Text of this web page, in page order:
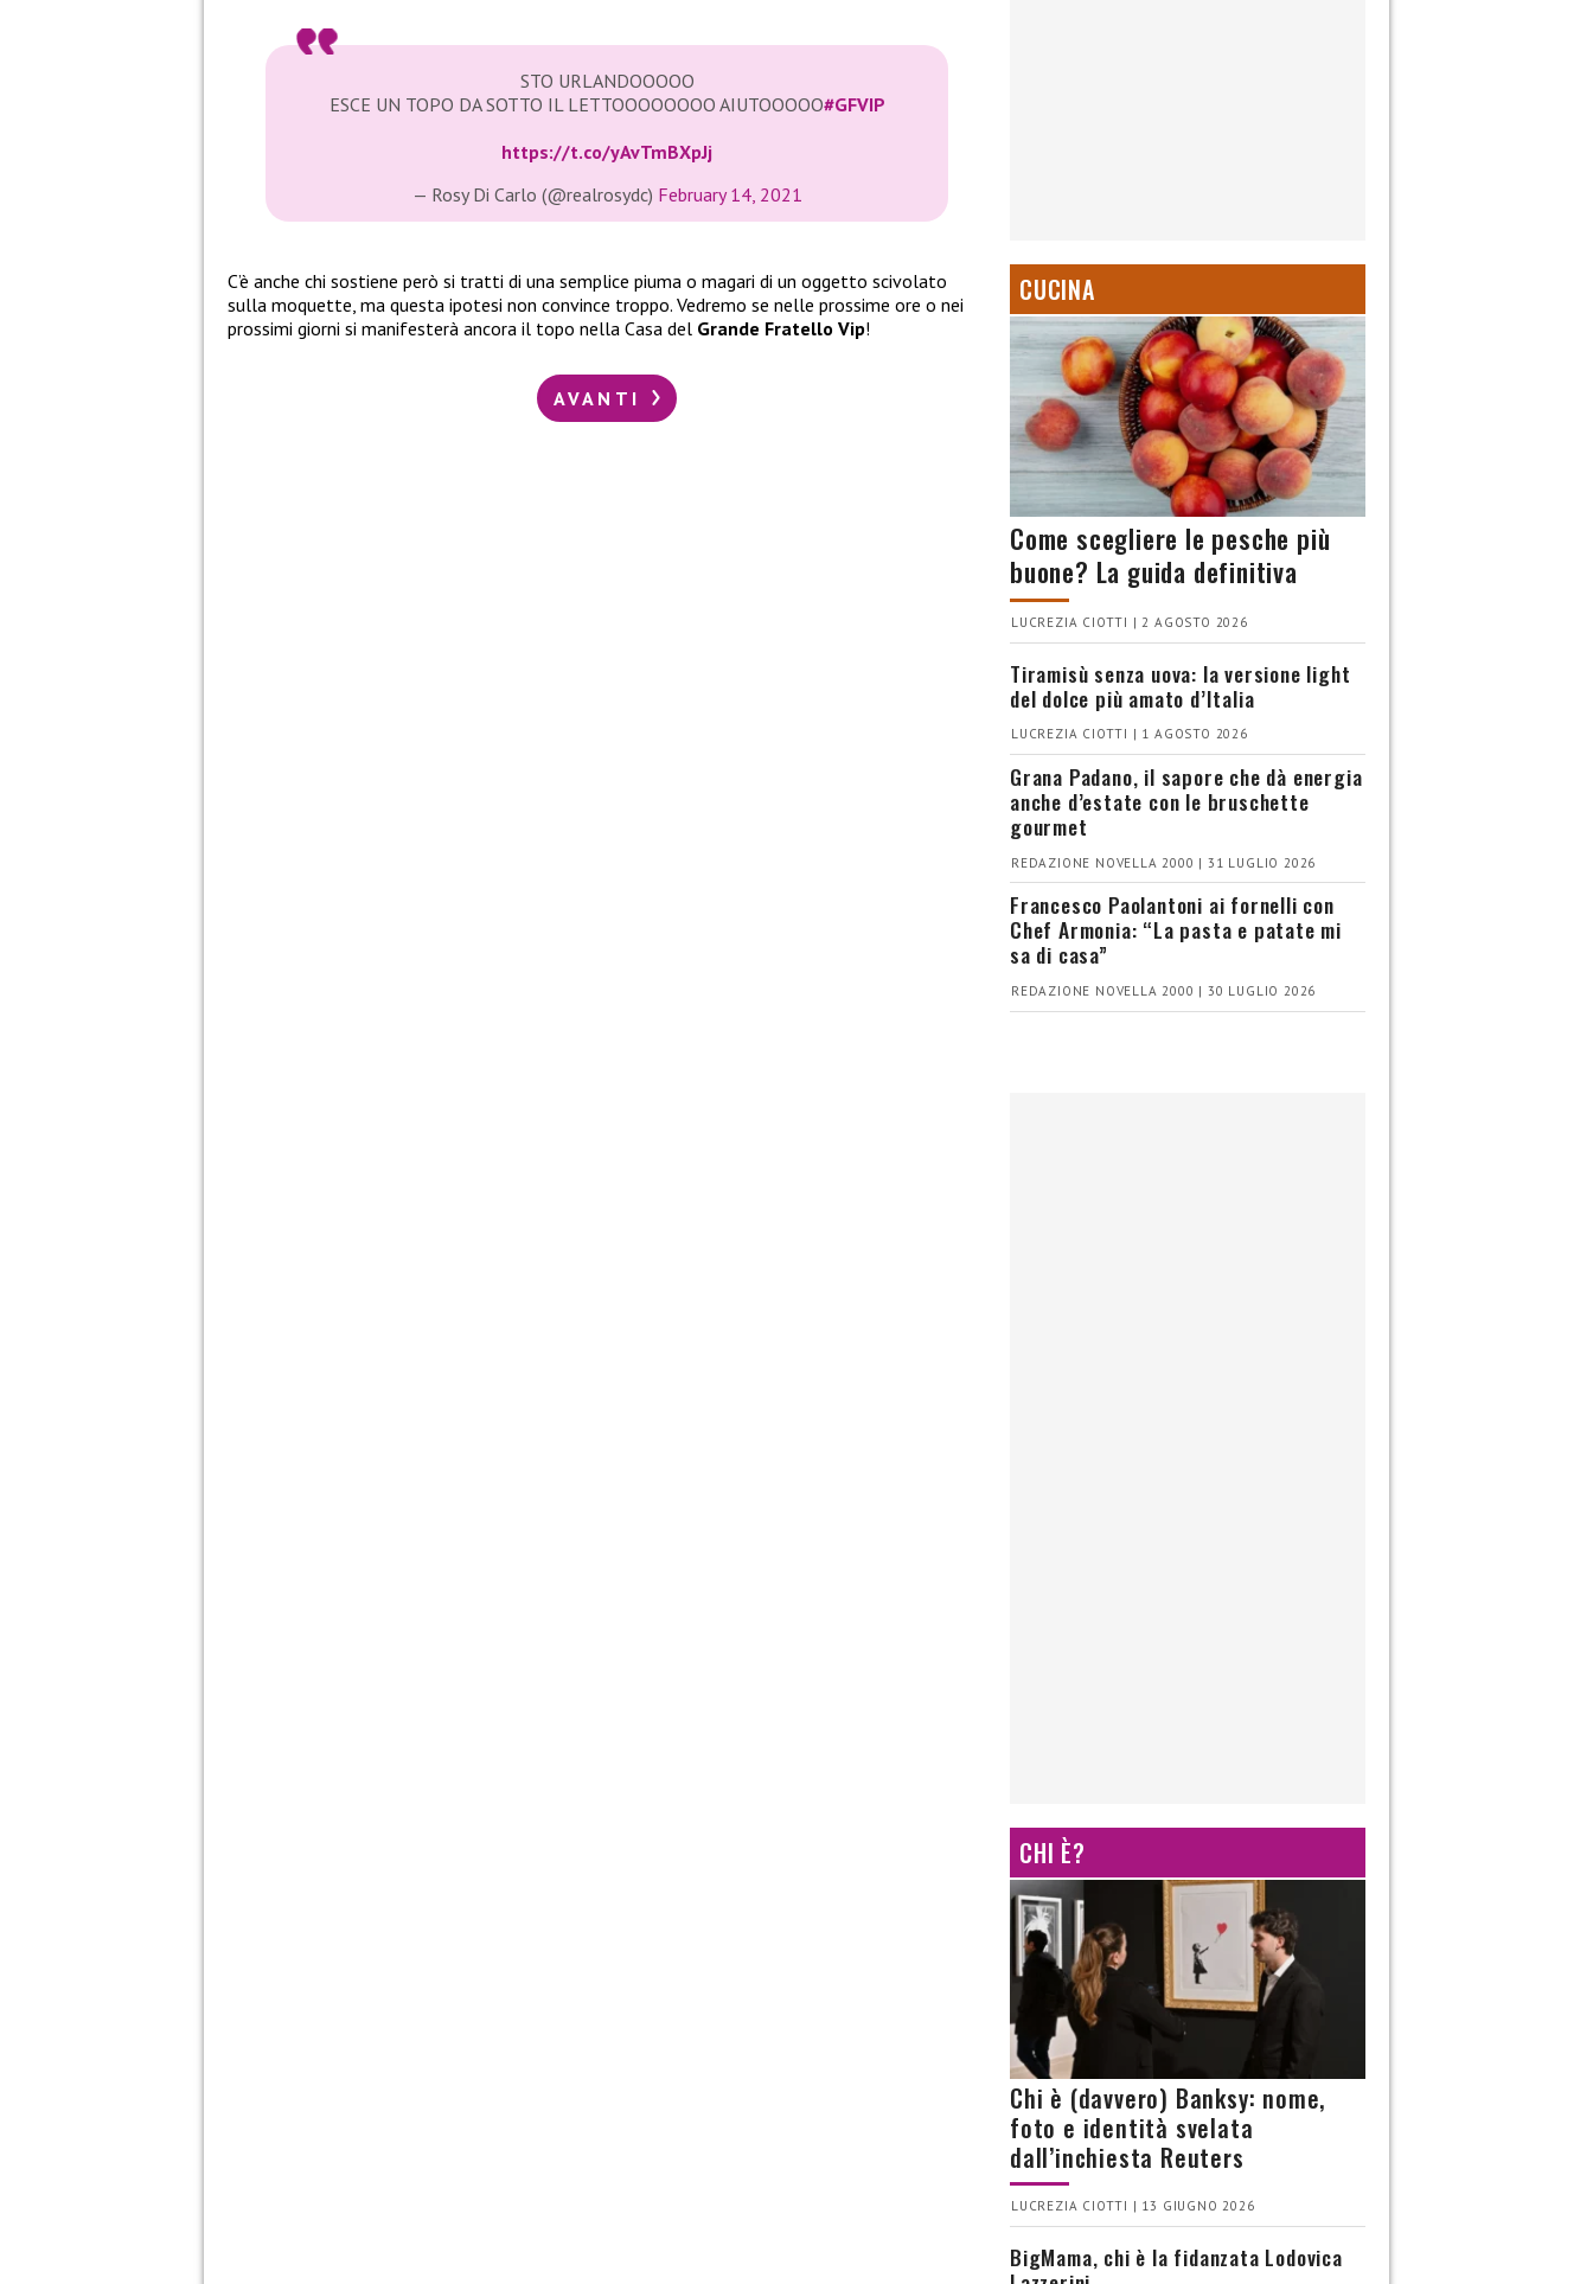
STO URLANDOOOOO
ESCE UN TOPO DA SOTTO IL LETTOOOOOOOO AIUTOOOOO#GFVIP
https://t.co/yAvTmBXpJj
— Rosy Di Carlo (@realrosydc) February 14, 2021
C’è anche chi sostiene però si tratti di una semplice piuma o magari di un oggetto scivolato
sulla moquette, ma questa ipotesi non convince troppo. Vedremo se nelle prossime ore o nei
prossimi giorni si manifesterà ancora il topo nella Casa del Grande Fratello Vip!
AVANTI
CUCINA
Come scegliere le pesche più
buone? La guida definitiva
LUCREZIA CIOTTI | 2 AGOSTO 2026
Tiramisù senza uova: la versione light
del dolce più amato d’Italia
LUCREZIA CIOTTI | 1 AGOSTO 2026
Grana Padano, il sapore che dà energia
anche d’estate con le bruschette
gourmet
REDAZIONE NOVELLA 2000 | 31 LUGLIO 2026
Francesco Paolantoni ai fornelli con
Chef Armonia: “La pasta e patate mi
sa di casa”
REDAZIONE NOVELLA 2000 | 30 LUGLIO 2026
CHI È?
Chi è (davvero) Banksy: nome,
foto e identità svelata
dall’inchiesta Reuters
LUCREZIA CIOTTI | 13 GIUGNO 2026
BigMama, chi è la fidanzata Lodovica